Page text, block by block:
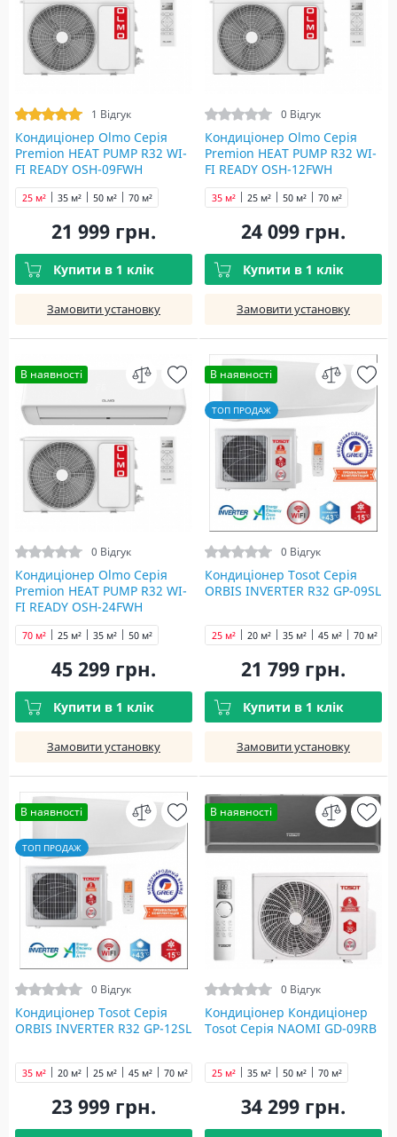
1 Відгук
Кондиціонер Olmo Серія
Premion HEAT PUMP R32 WI-
FI READY OSH-09FWH
25 м² 35 м² 50 м² 70 м²
21 999 грн.
Купити в 1 клік
Замовити установку
0 Відгук
Кондиціонер Olmo Серія
Premion HEAT PUMP R32 WI-
FI READY OSH-12FWH
25 м²
35 м² 50 м² 70 м²
24 099 грн.
Купити в 1 клік
Замовити установку
В наявності
0 Відгук
Кондиціонер Olmo Серія
Premion HEAT PUMP R32 WI-
FI READY OSH-24FWH
25 м² 35 м² 50 м²
70 м²
45 299 грн.
Купити в 1 клік
Замовити установку
В наявності
ТОП ПРОДАЖ
0 Відгук
Кондиціонер Tosot Серія
ORBIS INVERTER R32 GP-09SL
20 м²
25 м² 35 м² 45 м² 70 м²
21 799 грн.
Купити в 1 клік
Замовити установку
В наявності
ТОП ПРОДАЖ
0 Відгук
Кондиціонер Tosot Серія
ORBIS INVERTER R32 GP-12SL
20 м² 25 м²
35 м² 45 м² 70 м²
23 999 грн.
В наявності
0 Відгук
Кондиціонер Кондиціонер
Tosot Серія NAOMI GD-09RB
25 м² 35 м² 50 м² 70 м²
34 299 грн.